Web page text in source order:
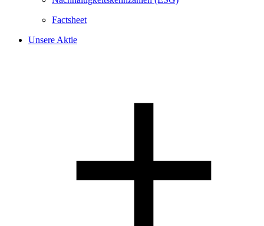
Factsheet
Unsere Aktie